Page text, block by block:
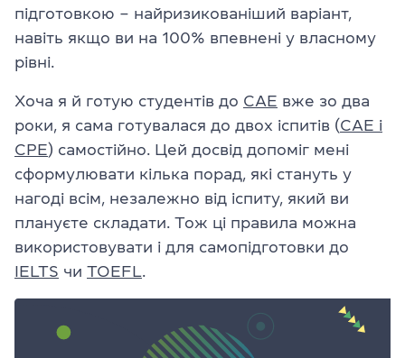
підготовкою – найризикованіший варіант,
навіть якщо ви на 100% впевнені у власному
рівні.
Хоча я й готую студентів до СAE вже зо два
роки, я сама готувалася до двох іспитів (CAE і
CPE) самостійно. Цей досвід допоміг мені
сформулювати кілька порад, які стануть у
нагоді всім, незалежно від іспиту, який ви
плануєте складати. Тож ці правила можна
використовувати і для самопідготовки до
IELTS чи TOEFL